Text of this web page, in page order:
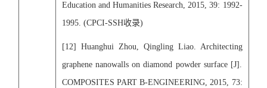
Education and Humanities Research, 2015, 39: 1992-
1995. (CPCI-SSH收录)
[12] Huanghui Zhou, Qingling Liao. Architecting
graphene nanowalls on diamond powder surface [J].
COMPOSITES PART B-ENGINEERING, 2015, 73: